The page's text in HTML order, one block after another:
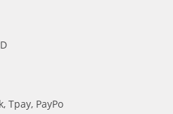
Tpay, PayPo